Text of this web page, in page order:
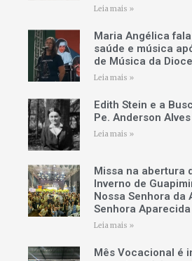
Leia mais »
Maria Angélica
saúde e música
de Música da
Leia mais »
Edith Stein e a
Pe. Anderson Alves
Leia mais »
Missa na abertura
Inverno de
Nossa Senhora da
Senhora Aparecida
Leia mais »
Mês Vocacional é